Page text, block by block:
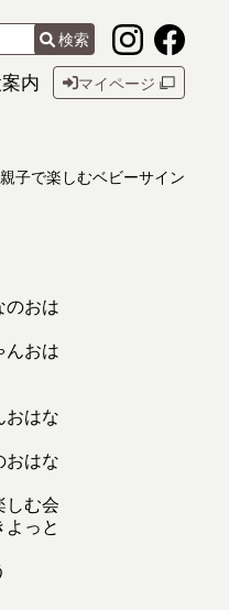
検索
内 マイページ
子で楽しむベビーサイン
のおは
んおは
おはな
おはな
しむ会
っと